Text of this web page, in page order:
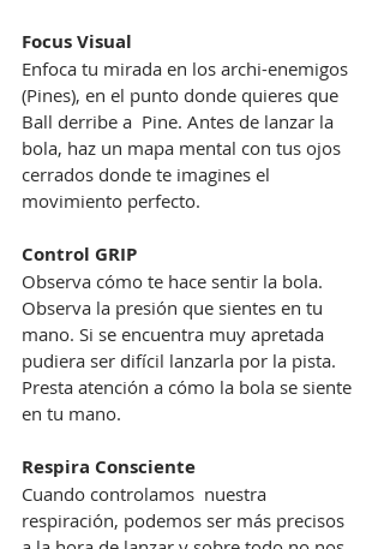
Focus Visual
Enfoca tu mirada en los archi-enemigos
(Pines), en el punto donde quieres que
Ball derribe a  Pine. Antes de lanzar la
bola, haz un mapa mental con tus ojos
cerrados donde te imagines el
movimiento perfecto.
Control GRIP
Observa cómo te hace sentir la bola.
Observa la presión que sientes en tu
mano. Si se encuentra muy apretada
pudiera ser difícil lanzarla por la pista.
Presta atención a cómo la bola se siente
en tu mano.
Respira Consciente
Cuando controlamos  nuestra
respiración, podemos ser más precisos